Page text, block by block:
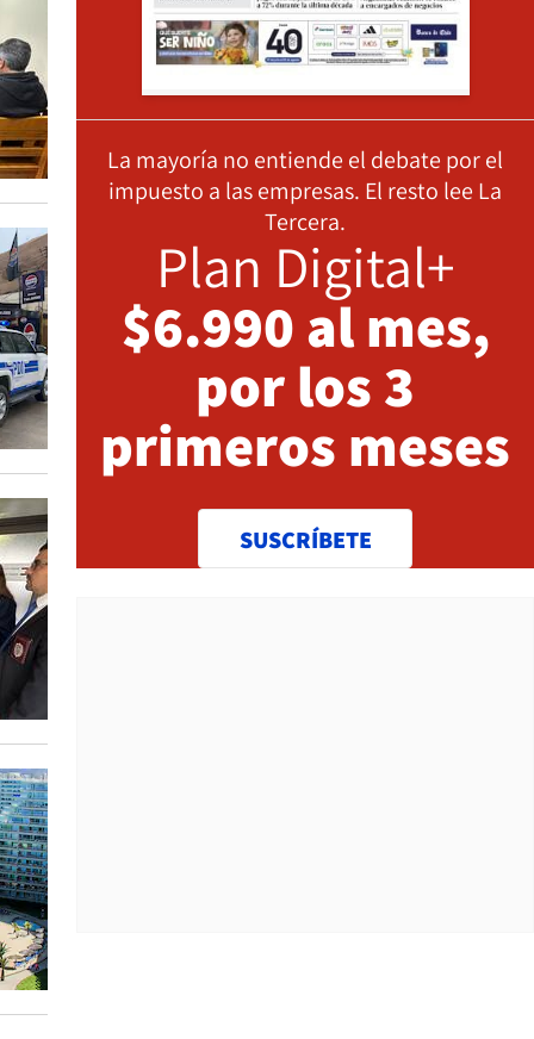
La mayoría no entiende el debate por el
impuesto a las empresas. El resto lee La
Tercera.
Plan Digital+
$6.990 al mes,
por los 3
primeros meses
SUSCRÍBETE